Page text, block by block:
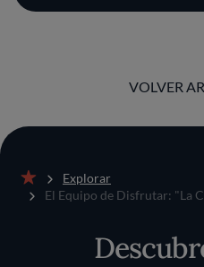
VOLVER
Inicio
Explorar
El Equipo de Disfrutar: "La